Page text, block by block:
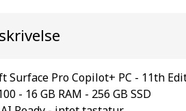
Surface Pro Copilot+ PC - 11th
- 16 GB RAM - 256 GB SSD